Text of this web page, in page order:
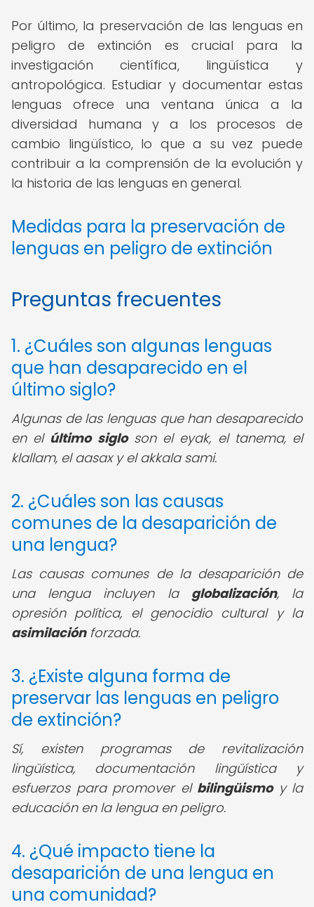
Por último, la preservación de las lenguas en
peligro de extinción es crucial para la
investigación científica, lingüística y
antropológica. Estudiar y documentar estas
lenguas ofrece una ventana única a la
diversidad humana y a los procesos de
cambio lingüístico, lo que a su vez puede
contribuir a la comprensión de la evolución y
la historia de las lenguas en general.
Medidas para la preservación de
lenguas en peligro de extinción
Preguntas frecuentes
1. ¿Cuáles son algunas lenguas
que han desaparecido en el
último siglo?
Algunas de las lenguas que han desaparecido
en el último sigloson el eyak, el tanema, el
klallam, el aasax y el akkala sami.
2. ¿Cuáles son las causas
comunes de la desaparición de
una lengua?
Las causas comunes de la desaparición de
una lengua incluyen la globalización, la
opresión política, el genocidio cultural y la
asimilaciónforzada.
3. ¿Existe alguna forma de
preservar las lenguas en peligro
de extinción?
Sí, existen programas de revitalización
lingüística, documentación lingüística y
esfuerzos para promover el bilingüismoy la
educación en la lengua en peligro.
4. ¿Qué impacto tiene la
desaparición de una lengua en
una comunidad?